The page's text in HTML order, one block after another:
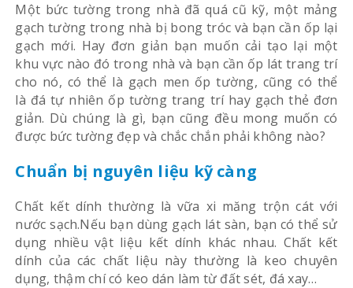
Một bức tường trong nhà đã quá cũ kỹ, một mảng
gạch tường trong nhà bị bong tróc và bạn cần ốp lại
gạch mới. Hay đơn giản bạn muốn cải tạo lại một
khu vực nào đó trong nhà và bạn cần ốp lát trang trí
cho nó, có thể là gạch men ốp tường, cũng có thể
là đá tự nhiên ốp tường trang trí hay gạch thẻ đơn
giản. Dù chúng là gì, bạn cũng đều mong muốn có
được bức tường đẹp và chắc chắn phải không nào?
Chuẩn bị nguyên liệu kỹ càng
Chất kết dính thường là vữa xi măng trộn cát với
nước sạch.Nếu bạn dùng gạch lát sàn, bạn có thể sử
dụng nhiều vật liệu kết dính khác nhau. Chất kết
dính của các chất liệu này thường là keo chuyên
dụng, thậm chí có keo dán làm từ đất sét, đá xay…